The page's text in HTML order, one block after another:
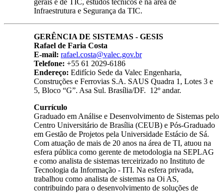
Infraestrutura e Segurança da TIC.
GERÊNCIA DE SISTEMAS - GESIS
Rafael de Faria Costa
E-mail: rafael.costa@valec.gov.br
Telefone: +55 61 2029-6186
Endereço: Edifício Sede da Valec Engenharia,
Construções e Ferrovias S.A. SAUS Quadra 1, Lotes 3 e
5, Bloco “G”. Asa Sul. Brasília/DF. 12º andar.
Currículo
Graduado em Análise e Desenvolvimento de Sistemas pelo
Centro Universitário de Brasília (CEUB) e Pós-Graduado
em Gestão de Projetos pela Universidade Estácio de Sá.
Com atuação de mais de 20 anos na área de TI, atuou na
esfera pública como gerente de metodologia na SEPLAG
e como analista de sistemas terceirizado no Instituto de
Tecnologia da Informação - ITI. Na esfera privada,
trabalhou como analista de sistemas na Oi AS,
contribuindo para o desenvolvimento de soluções de